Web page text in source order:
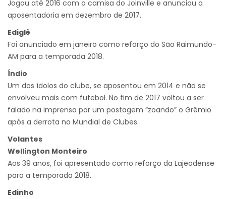
Jogou até 2016 com a camisa do Joinville e anunciou a
aposentadoria em dezembro de 2017.
Ediglê
Foi anunciado em janeiro como reforço do São Raimundo-
AM para a temporada 2018.
Índio
Um dos ídolos do clube, se aposentou em 2014 e não se
envolveu mais com futebol. No fim de 2017 voltou a ser
falado na imprensa por um postagem “zoando” o Grêmio
após a derrota no Mundial de Clubes.
Volantes
Wellington Monteiro
Aos 39 anos, foi apresentado como reforço da Lajeadense
para a temporada 2018.
Edinho